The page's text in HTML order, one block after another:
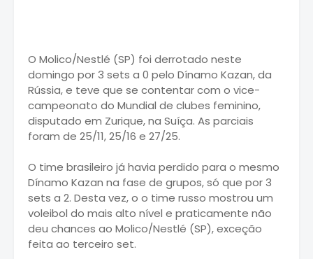
O Molico/Nestlé (SP) foi derrotado neste
domingo por 3 sets a 0 pelo Dínamo Kazan, da
Rússia, e teve que se contentar com o vice-
campeonato do Mundial de clubes feminino,
disputado em Zurique, na Suíça. As parciais
foram de 25/11, 25/16 e 27/25.
O time brasileiro já havia perdido para o mesmo
Dínamo Kazan na fase de grupos, só que por 3
sets a 2. Desta vez, o o time russo mostrou um
voleibol do mais alto nível e praticamente não
deu chances ao Molico/Nestlé (SP), exceção
feita ao terceiro set.